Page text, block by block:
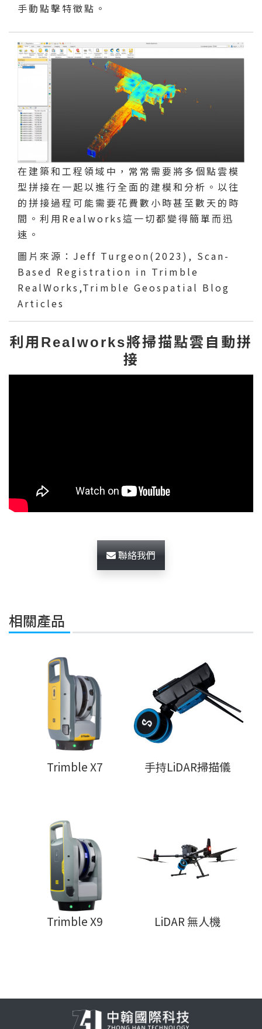
手動點擊特徵點。
在建築和工程領域中，常常需要將多個點雲模
型拼接在一起以進行全面的建模和分析。以往
的拼接過程可能需要花費數小時甚至數天的時
間。利用Realworks這一切都變得簡單而迅
速。
圖片來源：Jeff Turgeon(2023), Scan-
Based Registration in Trimble
RealWorks,Trimble Geospatial Blog
Articles
利用Realworks將掃描點雲自動拼
接
聯絡我們
相關產品
Trimble X7 手持LiDAR掃描儀
Trimble X9 LiDAR 無人機